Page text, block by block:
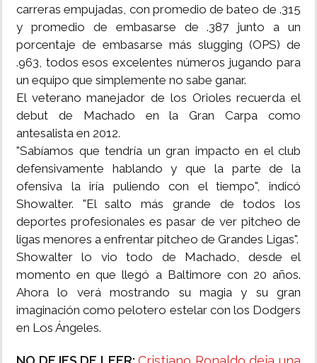
carreras empujadas, con promedio de bateo de .315
y promedio de embasarse de .387 junto a un
porcentaje de embasarse más slugging (OPS) de
.963, todos esos excelentes números jugando para
un equipo que simplemente no sabe ganar.
El veterano manejador de los Orioles recuerda el
debut de Machado en la Gran Carpa como
antesalista en 2012.
"Sabíamos que tendría un gran impacto en el club
defensivamente hablando y que la parte de la
ofensiva la iría puliendo con el tiempo", indicó
Showalter. "El salto más grande de todos los
deportes profesionales es pasar de ver pitcheo de
ligas menores a enfrentar pitcheo de Grandes Ligas".
Showalter lo vio todo de Machado, desde el
momento en que llegó a Baltimore con 20 años.
Ahora lo verá mostrando su magia y su gran
imaginación como pelotero estelar con los Dodgers
en Los Ángeles.